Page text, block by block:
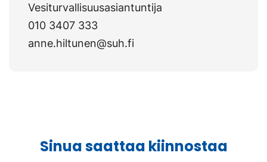
Vesiturvallisuusasiantuntija
010 3407 333
anne.hiltunen@suh.fi
Sinua saattaa kiinnostaa